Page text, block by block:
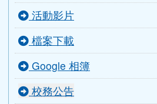
主選單
首頁
活動影片
檔案下載